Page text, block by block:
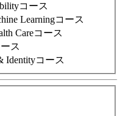
コース
Learningコース
Careコース
ス
Identityコース